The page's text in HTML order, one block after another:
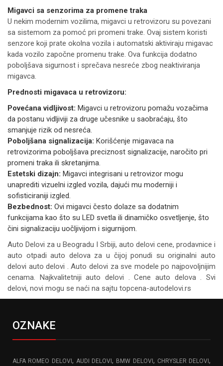
Migavci sa senzorima za promene traka
U nekim modernim vozilima, migavci u retrovizoru su povezani
sa sistemom za pomoć pri promeni trake. Ovaj sistem koristi
senzore koji prate okolna vozila i automatski aktiviraju migavac
kada vozilo započne promenu trake. Ova funkcija dodatno
poboljšava sigurnost i sprečava nesreće zbog neaktiviranja
migavca.
Prednosti migavaca u retrovizoru:
Povećana vidljivost: Migavci u retrovizoru pomažu vozačima
da postanu vidljiviji za druge učesnike u saobraćaju, što
smanjuje rizik od nesreća.
Poboljšana signalizacija: Korišćenje migavaca na
retrovizorima poboljšava preciznost signalizacije, naročito pri
promeni traka ili skretanjima.
Estetski dizajn: Migavci integrisani u retrovizor mogu
unaprediti vizuelni izgled vozila, dajući mu moderniji i
sofisticiraniji izgled.
Bezbednost: Ovi migavci često dolaze sa dodatnim
funkcijama kao što su LED svetla ili dinamičko osvetljenje, što
čini signalizaciju uočljivijom i sigurnijom.
Auto Delovi za u Beogradu I Srbiji, auto delovi cene, prodavnice i
auto otpadi auto delova za u čijoj ponudi su originalni auto
delovi auto delovi . Auto delovi za sve modele po najpovoljnijim
cenama. Najkvalitetniji auto delovi . Cene auto delova . Svi
delovi, novi mogu se naći na sajtu topcena-autodelovi.rs
OZNAKE
ALFA ROMEO DELOVI , AUDI DELOVI , BMW DELOVI , CHRYSLER DELOVI ,